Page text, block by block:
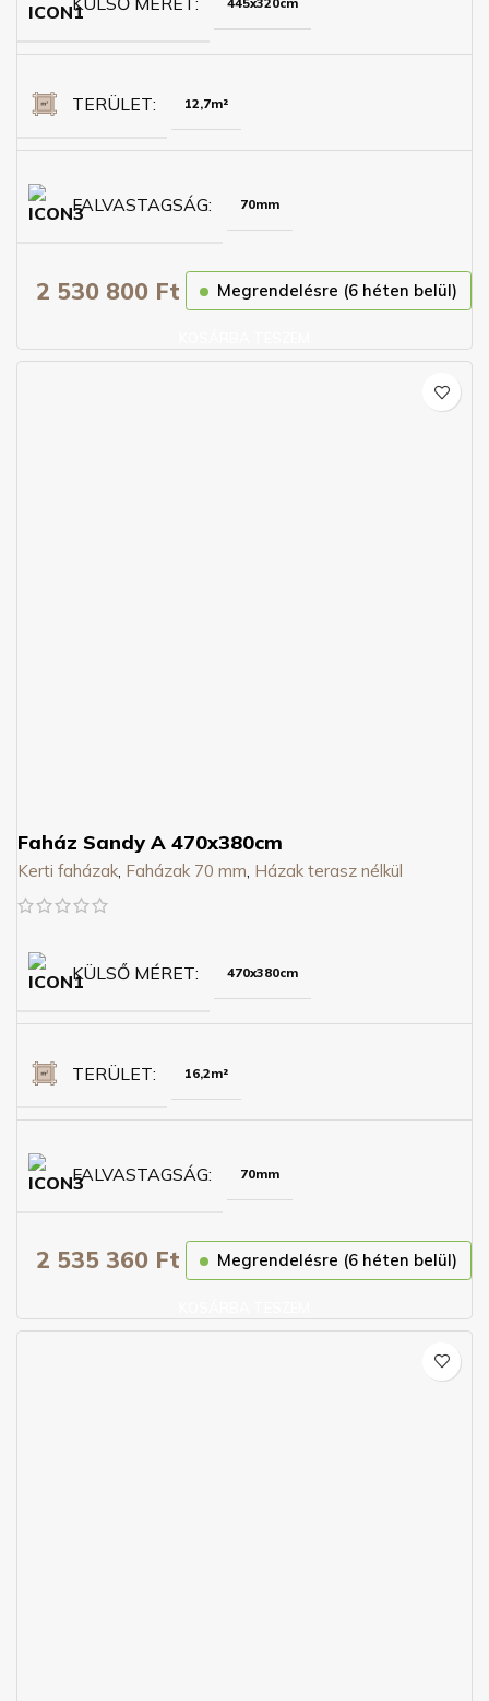
445x320cm
TERÜLET 12,7m²
FALVASTAGSÁG 70mm
2 530 800 Ft Megrendelésre (6 héten belül)
Faház Sandy A 470x380cm
Kerti faházak, Faházak 70 mm, Házak terasz nélkül
KÜLSŐ MÉRET 470x380cm
TERÜLET 16,2m²
FALVASTAGSÁG 70mm
2 535 360 Ft Megrendelésre (6 héten belül)